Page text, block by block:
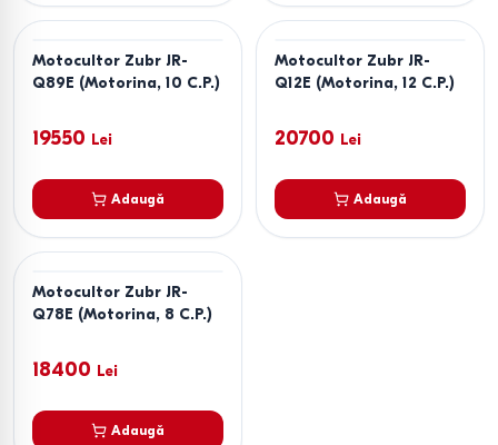
Motocultor Zubr JR-
Q89E (Motorina, 10 C.P.)
19550 Lei
Adaugă
Motocultor Zubr JR-
Q12E (Motorina, 12 C.P.)
20700 Lei
Adaugă
Motocultor Zubr JR-
Q78E (Motorina, 8 C.P.)
18400 Lei
Adaugă